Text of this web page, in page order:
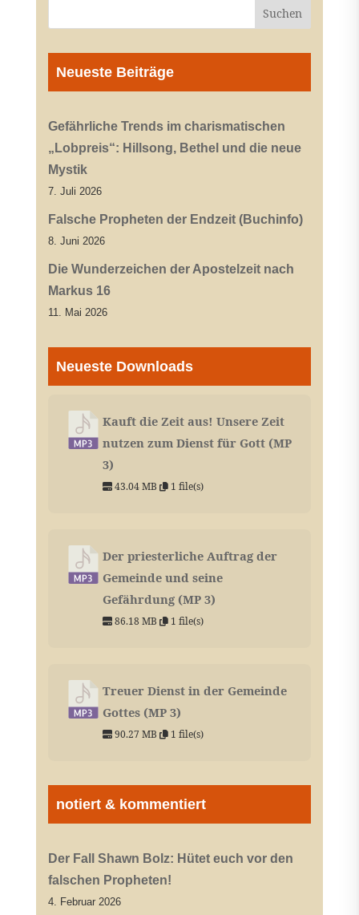
Neueste Beiträge
Gefährliche Trends im charismatischen
„Lobpreis“: Hillsong, Bethel und die neue
Mystik
7. Juli 2026
Falsche Propheten der Endzeit (Buchinfo)
8. Juni 2026
Die Wunderzeichen der Apostelzeit nach
Markus 16
11. Mai 2026
Neueste Downloads
Kauft die Zeit aus! Unsere Zeit
nutzen zum Dienst für Gott (MP
3)
43.04 MB 1 file(s)
Der priesterliche Auftrag der
Gemeinde und seine
Gefährdung (MP 3)
86.18 MB 1 file(s)
Treuer Dienst in der Gemeinde
Gottes (MP 3)
90.27 MB 1 file(s)
notiert & kommentiert
Der Fall Shawn Bolz: Hütet euch vor den
falschen Propheten!
4. Februar 2026